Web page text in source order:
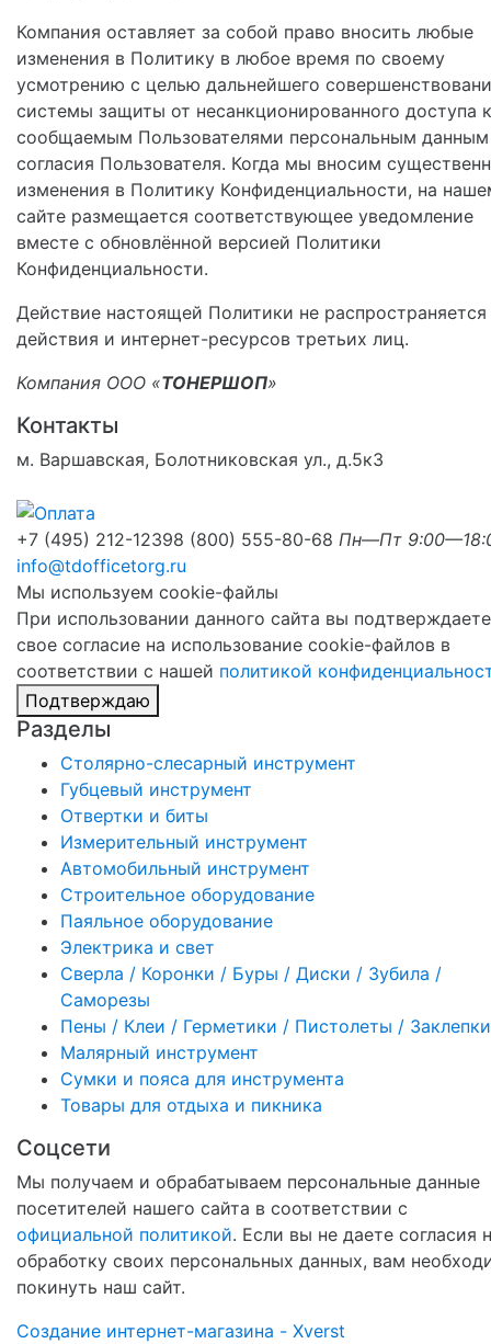
Компания оставляет за собой право вносить любые
изменения в Политику в любое время по своему
усмотрению с целью дальнейшего
системы защиты от несанкционированного доступа к
сообщаемым Пользователями персональным данным
согласия Пользователя. Когда мы вносим
изменения в Политику Конфиденциальности, на
сайте размещается соответствующее уведомление
вместе с обновлённой версией Политики
Конфиденциальности.
Действие настоящей Политики не распространяется
действия и интернет-ресурсов третьих лиц.
Компания ООО «ТОНЕРШОП»
Контакты
м. Варшавская, Болотниковская ул., д.5к3
+7 (495) 212-12398 (800) 555-80-68 Пн—Пт
info@tdofficetorg.ru
Мы используем cookie-файлы
При использовании данного сайта вы подтверждаете
свое согласие на использование cookie-файлов в
соответствии с нашей политикой
Подтверждаю
Разделы
Столярно-слесарный инструмент
Губцевый инструмент
Отвертки и биты
Измерительный инструмент
Автомобильный инструмент
Строительное оборудование
Паяльное оборудование
Электрика и свет
Сверла / Коронки / Буры / Диски / Зубила /
Саморезы
Пены / Клеи / Герметики / Пистолеты / Заклепки
Малярный инструмент
Сумки и пояса для инструмента
Товары для отдыха и пикника
Соцсети
Мы получаем и обрабатываем персональные данные
посетителей нашего сайта в соответствии с
официальной политикой. Если вы не даете согласия
обработку своих персональных данных, вам
покинуть наш сайт.
Создание интернет-магазина - Xverst